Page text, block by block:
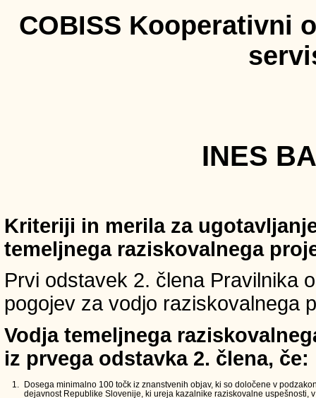
COBISS Kooperativni
INES
Kriteriji in merila za
temeljnega raziskovalnega
Prvi odstavek 2. člena Pravilnika
pogojev za vodjo raziskovalnega
Vodja temeljnega
iz prvega odstavka 2. člena, če:
1.
Dosega minimalno 100 točk iz znanstvenih objav, ki so določene v
dejavnost Republike Slovenije, ki ureja kazalnike raziskovalne uspešnosti,